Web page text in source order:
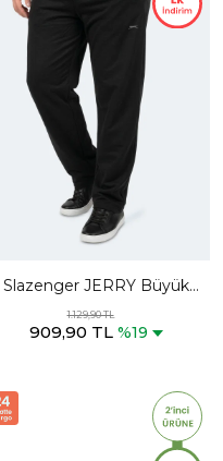
Slazenger JERRY Büyük
Beden Erkek Cepli Siyah
Eşofman Altı
1.129,90 TL
909,90 TL %19